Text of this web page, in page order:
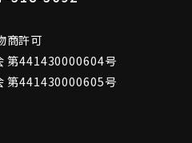
商許可
第441430000604号
第441430000605号